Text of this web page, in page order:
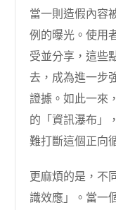
當一則造假內容
例的曝光。使用
受並分享，這些
去，成為進一步
證據。如此一來
的「資訊瀑布」
難打斷這個正向
更麻煩的是，不
識效應」。當一